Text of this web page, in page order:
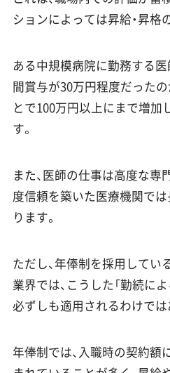
ションによっては昇給・昇格
ある中規模病院に勤務する医
間賞与が30万円程度だったの
とで100万円以上にまで増加
す。
また、医師の仕事は高度な専
度信頼を築いた医療機関で
ります。
ただし、年俸制を採用してい
業界では、こうした「勤続に
必ずしも適用されるわけでは
年俸制では、入職時の契約額